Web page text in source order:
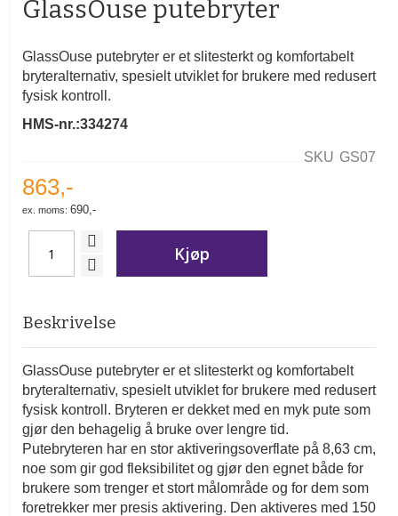
av
GlassOuse putebryter
GlassOuse putebryter er et slitesterkt og komfortabelt
bryteralternativ, spesielt utviklet for brukere med redusert
fysisk kontroll.
HMS-nr.:334274
SKU GS07
863,-
690,-
Kjøp
Beskrivelse
GlassOuse putebryter er et slitesterkt og komfortabelt
bryteralternativ, spesielt utviklet for brukere med redusert
fysisk kontroll. Bryteren er dekket med en myk pute som
gjør den behagelig å bruke over lengre tid.
Putebryteren har en stor aktiveringsoverflate på 8,63 cm,
noe som gir god fleksibilitet og gjør den egnet både for
brukere som trenger et stort målområde og for dem som
foretrekker mer presis aktivering. Den aktiveres med 150